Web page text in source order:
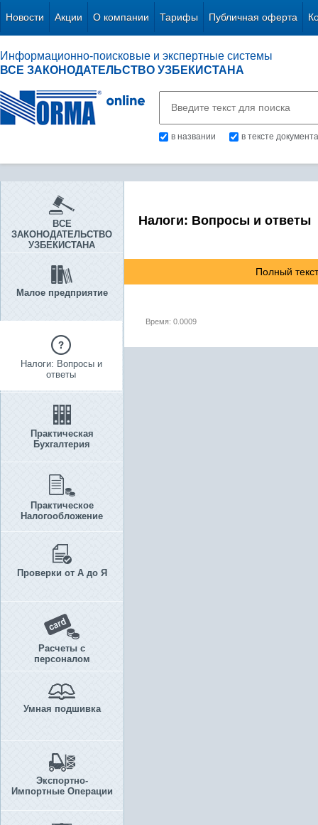
Новости Акции О компании Тарифы Публичная оферта
Информационно-поисковые и экспертные системы
ВСЕ ЗАКОНОДАТЕЛЬСТВО УЗБЕКИСТАНА
в названии в тексте документа
ВСЕ
ЗАКОНОДАТЕЛЬСТВО
УЗБЕКИСТАНА
Малое предприятие
Налоги: Вопросы и
ответы
Практическая
Бухгалтерия
Практическое
Налогообложение
Проверки от А до Я
Расчеты с
персоналом
Умная подшивка
Экспортно-
Импортные Операции
Налоги: Вопросы и ответы
Полный
Время: 0.0009